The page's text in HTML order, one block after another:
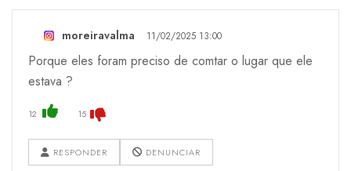
moreiravalma 11/02/2025 13:00
Porque eles foram preciso de comtar o lugar que ele
estava ?
12 15
RESPONDER DENUNCIAR